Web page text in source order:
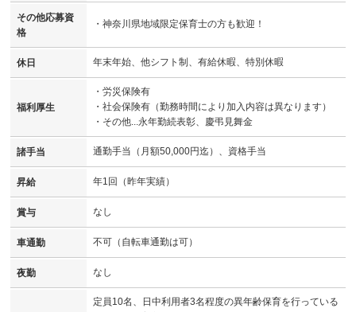
その他応募資
格
・神奈川県地域限定保育士の方も歓迎！
休日 年末年始、他シフト制、有給休暇、特別休暇
福利厚生
・労災保険有
・社会保険有（勤務時間により加入内容は異なります）
・その他...永年勤続表彰、慶弔見舞金
諸手当 通勤手当（月額50,000円迄）、資格手当
昇給 年1回（昨年実績）
賞与 なし
車通勤 不可（自転車通勤は可）
夜勤 なし
定員10名、日中利用者3名程度の異年齢保育を行っている